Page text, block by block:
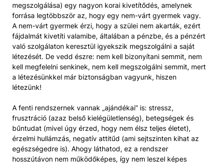
megszolgálása) egy nagyon korai kivetítődés, amelynek
forrása legtöbbször az, hogy egy nem-várt gyermek vagy.
A nem-várt gyermek érzi, hogy a szülei nem akarták, ezért
fájdalmát kivetíti valamibe, általában a pénzbe, és a pénzért
való szolgálaton keresztül igyekszik megszolgálni a saját
létezését. De vedd észre: nem kell bizonyítani semmit, nem
kell megfelelni senkinek, nem kell megszolgálni semmit, mert
a létezésünkkel már biztonságban vagyunk, hiszen
létezünk!
A fenti rendszernek vannak „ajándékai” is: stressz,
frusztráció (azaz belső kielégületlenség), betegségek és
bűntudat (mivel úgy érzed, hogy nem élsz teljes életet),
érzelmi hullámzás, negatív attitűd (ami sejtszinten kihat az
egészségedre is). Ahogy láthatod, ez a rendszer
hosszútávon nem működőképes, így nem leszel képes